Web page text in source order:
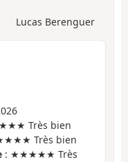
Lucas Berenguer
Très bien
Très bien
: ★★★★★ Très